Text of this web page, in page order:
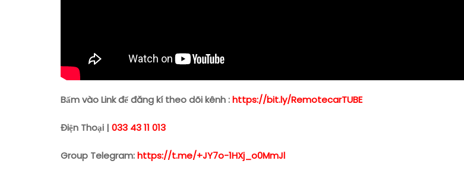
Bấm vào Link để đăng kí theo dõi kênh :https://bit.ly/RemotecarTUBE
Điện Thoại | 033 43 11 013
Group Telegram:https://t.me/+JY7o-1HXj_o0MmJl